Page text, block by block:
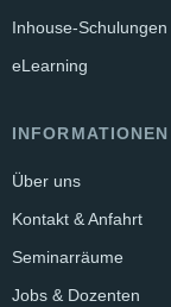
Inhouse-Schulungen
eLearning
INFORMATIONEN
Über uns
Kontakt & Anfahrt
Seminarräume
Jobs & Dozenten